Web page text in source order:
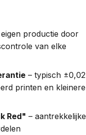
productie door
van elke
– typisch ±0,02
printen en kleinere
Red" – aantrekkelijke